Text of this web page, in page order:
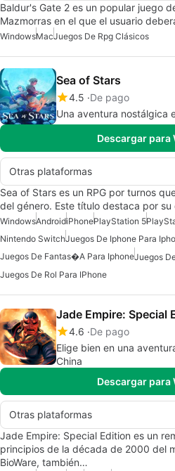
Baldur's Gate 2 es un popular juego
Mazmorras en el que el usuario
WindowsMacJuegos De Rpg Clásicos
Sea of Stars
4.5 De pago
Una aventura nostálgica
Descargar para
Otras plataformas
Sea of Stars es un RPG por turnos
del género. Este título destaca por
WindowsAndroidiPhonePlayStation 5
Nintendo SwitchJuegos De Iphone Para
Juegos De Fantas�a Para IphoneJuegos
Juegos De Rol Para IPhone
Jade Empire: Special
4.6 De pago
Elige bien en una
China
Descargar para
Otras plataformas
Jade Empire: Special Edition es un
principios de la década de 2000 del
BioWare, también…